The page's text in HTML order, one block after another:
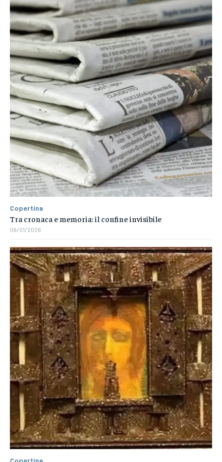
Copertina
Tra cronaca e memoria: il confine invisibile
06/01/2026
Copertina